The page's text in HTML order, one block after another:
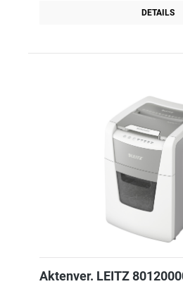
DETAILS
Aktenver. LEITZ